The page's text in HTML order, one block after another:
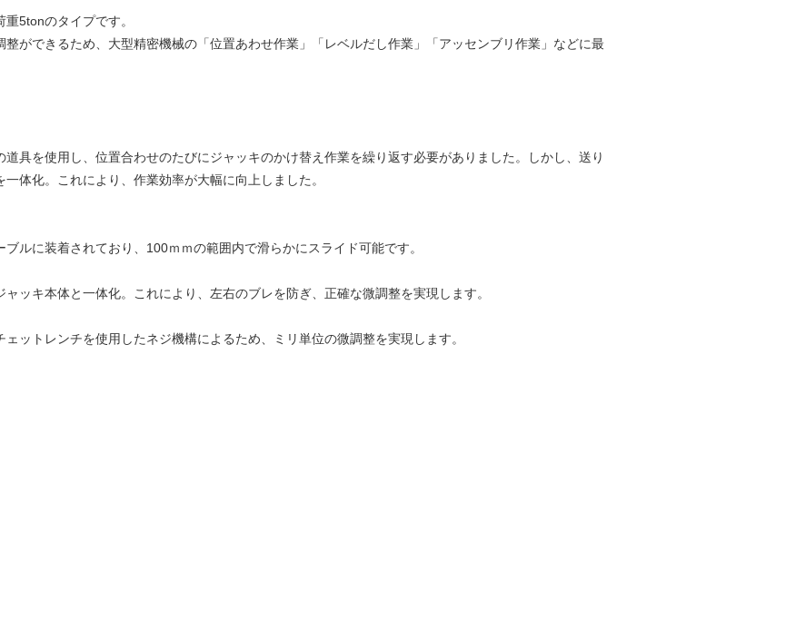
5tonのタイプです。
ができるため、大型精密機械の「位置あわせ作業」「レベルだし作業」「アッセンブリ作業」などに最
具を使用し、位置合わせのたびにジャッキのかけ替え作業を繰り返す必要がありました。しかし、送り
体化。これにより、作業効率が大幅に向上しました。
ルに装着されており、100ｍｍの範囲内で滑らかにスライド可能です。
ッキ本体と一体化。これにより、左右のブレを防ぎ、正確な微調整を実現します。
ットレンチを使用したネジ機構によるため、ミリ単位の微調整を実現します。